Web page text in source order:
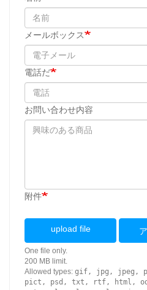
メールボックス
電話だ
お問い合わせ内容
附件
upload file
One file only.
200 MB limit.
Allowed types: gif, jpg, jpeg,
pict, psd, txt, rtf, html,